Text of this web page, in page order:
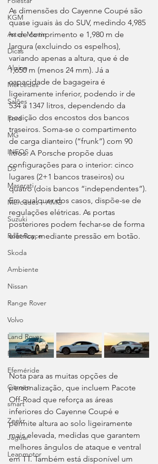
KGM
Aston Martin
Dicas
Alpine
Mercedes
Salões
Ford
MG
INEOS
DS
Maserati
Mercedes – AMG
Suzuki
Rolls-Royce
Skoda
Ambiente
Nissan
Range Rover
Volvo
Land Rover
Rampas
Efeméride
Citroën
smart
Zeekr
Jaguar
Leapmotor
As dimensões do Cayenne Coupé são
quase iguais às do SUV, medindo 4,985
m de comprimento e 1,980 m de
largura (excluindo os espelhos),
variando apenas a altura, que é de
1,650 m (menos 24 mm). Já a
capacidade de bagageira é
ligeiramente inferior, podendo ir de
534 a 1347 litros, dependendo da
posição dos encostos dos bancos
traseiros. Soma-se o compartimento
de carga dianteiro (“frunk”) com 90
litros. A Porsche propõe duas
configurações para o interior: cinco
lugares (2+1 bancos traseiros) ou
quatro (dois bancos “independentes”).
Em qualquer dos casos, dispõe-se de
regulações elétricas. As portas
posteriores podem fechar-se de forma
elétrica, mediante pressão em botão.
Nota para as muitas opções de
personalização, que incluem Pacote
Off-Road que reforça as áreas
inferiores do Cayenne Coupé e
permite altura ao solo ligeiramente
mais elevada, medidas que garantem
melhores ângulos de ataque e ventral
em TT. Também está disponível um